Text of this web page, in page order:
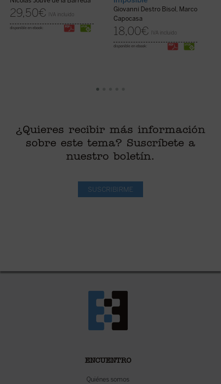
29,50€ IVA incluido
disponible en ebook:
Giovanni Destro Bisol, Marco
Capocasa
18,00€ IVA incluido
disponible en ebook:
¿Quieres recibir más información
sobre este tema? Suscríbete a
nuestro boletín.
SUSCRIBIRME
ENCUENTRO
Quiénes somos